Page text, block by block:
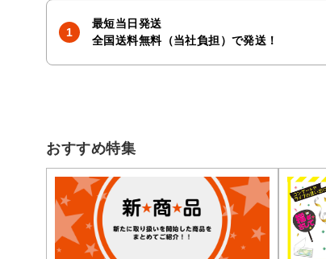
最短当日発送
全国送料無料（当社負担）で発送！
おすすめ特集